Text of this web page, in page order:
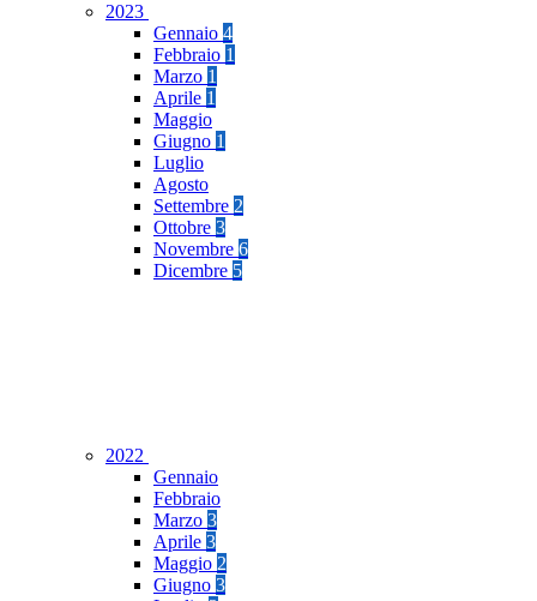
2023
Gennaio 4
Febbraio 1
Marzo 1
Aprile 1
Maggio
Giugno 1
Luglio
Agosto
Settembre 2
Ottobre 3
Novembre 6
Dicembre 5
2022
Gennaio
Febbraio
Marzo 3
Aprile 3
Maggio 2
Giugno 3